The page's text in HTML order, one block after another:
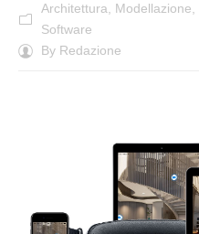
Architettura
Modellazione
Software
By Redazione